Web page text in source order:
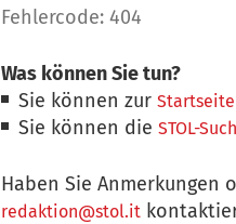
Fehlercode: 404
Was können Sie tun?
Sie können zurStartseite
Sie können dieSTOL-
Haben Sie Anmerkungen
redaktion@stol.it